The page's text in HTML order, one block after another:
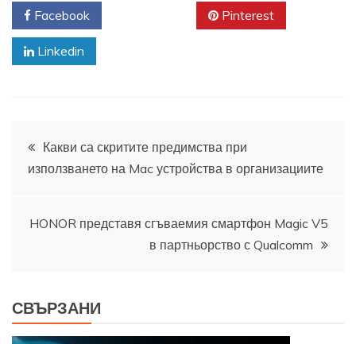
Facebook Pinterest
Linkedin
Навигация
Какви са скритите предимства при
използването на Mac устройства в организациите
HONOR представя сгъваемия смартфон Magic V5
в партньорство с Qualcomm
СВЪРЗАНИ